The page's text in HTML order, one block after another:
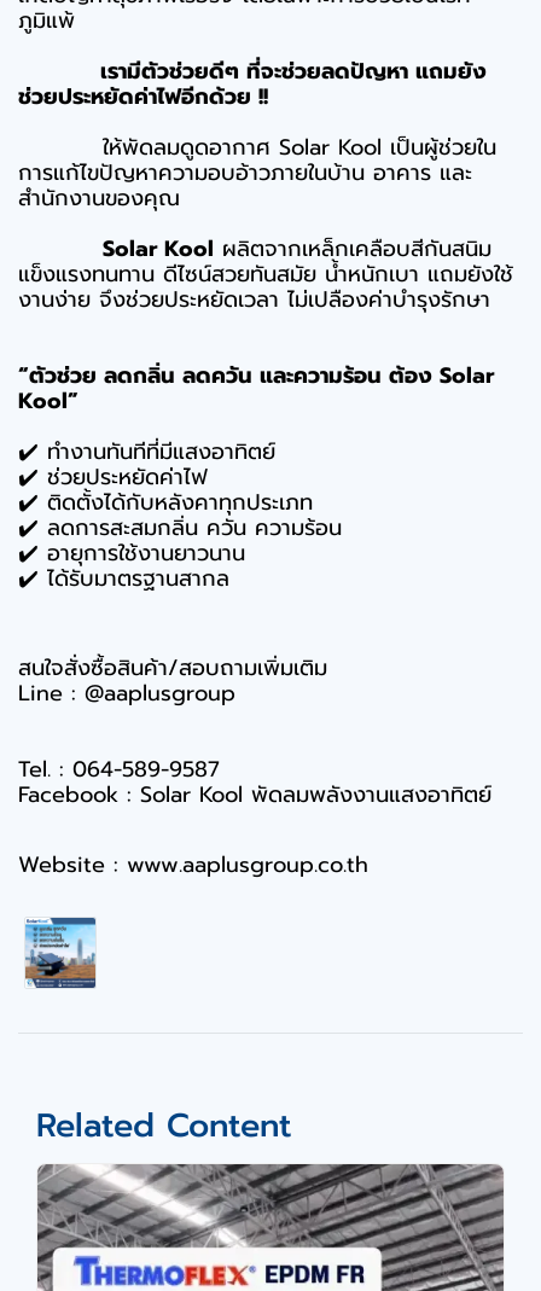
ภูมิแพ้
เรามีตัวช่วยดีๆ ที่จะช่วยลดปัญหา แถมยัง
ช่วยประหยัดค่าไฟอีกด้วย !!
ให้พัดลมดูดอากาศ Solar Kool เป็นผู้ช่วยใน
การแก้ไขปัญหาความอบอ้าวภายในบ้าน อาคาร และ
สำนักงานของคุณ
Solar Kool ผลิตจากเหล็กเคลือบสีกันสนิม
แข็งแรงทนทาน ดีไซน์สวยทันสมัย น้ำหนักเบา แถมยังใช้
งานง่าย จึงช่วยประหยัดเวลา ไม่เปลืองค่าบำรุงรักษา
“ตัวช่วย ลดกลิ่น ลดควัน และความร้อน ต้อง Solar
Kool”
✔️ ทำงานทันทีที่มีแสงอาทิตย์
✔️ ช่วยประหยัดค่าไฟ
✔️ ติดตั้งได้กับหลังคาทุกประเภท
✔️ ลดการสะสมกลิ่น ควัน ความร้อน
✔️ อายุการใช้งานยาวนาน
✔️ ได้รับมาตรฐานสากล
สนใจสั่งซื้อสินค้า/สอบถามเพิ่มเติม
Line : @aaplusgroup
Tel. : 064-589-9587
Facebook : Solar Kool พัดลมพลังงานแสงอาทิตย์
Website : www.aaplusgroup.co.th
Related Content